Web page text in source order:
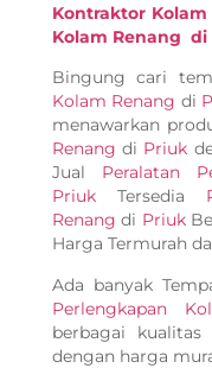
Kontraktor
Kolam Renang di
Bingung cari
Kolam Renang di
menawarkan
Renang di Priuk
Jual Peralatan
PriukTersedia
Renang di Priuk
Harga Termurah
Ada banyak
Perlengkapan
berbagai
dengan harga